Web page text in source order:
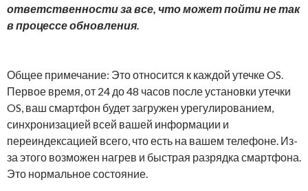
ответственности за все, что может пойти не так
в процессе обновления.
Общее примечание: Это относится к каждой утечке OS.
Первое время, от 24 до 48 часов после установки утечки
OS, ваш смартфон будет загружен урегулированием,
синхронизацией всей вашей информации и
переиндексацией всего, что есть на вашем телефоне. Из-
за этого возможен нагрев и быстрая разрядка смартфона.
Это нормальное состояние.